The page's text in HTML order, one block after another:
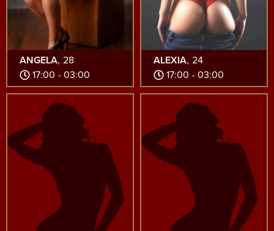
ANGELA, 28
17:00 - 03:00
ALEXIA, 24
17:00 - 03:00